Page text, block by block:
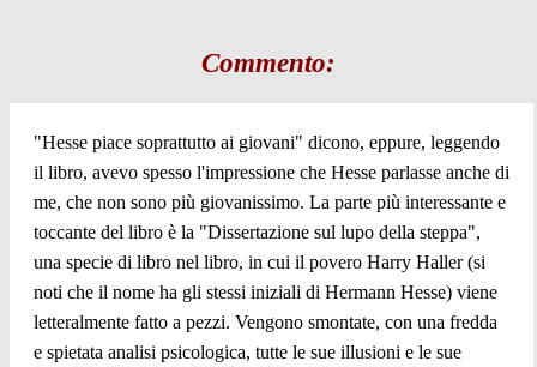
Commento:
"Hesse piace soprattutto ai giovani" dicono, eppure, leggendo
il libro, avevo spesso l'impressione che Hesse parlasse anche di
me, che non sono più giovanissimo. La parte più interessante e
toccante del libro è la "Dissertazione sul lupo della steppa",
una specie di libro nel libro, in cui il povero Harry Haller (si
noti che il nome ha gli stessi iniziali di Hermann Hesse) viene
letteralmente fatto a pezzi. Vengono smontate, con una fredda
e spietata analisi psicologica, tutte le sue illusioni e le sue